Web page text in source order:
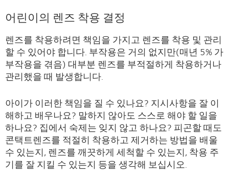
어린이의 렌즈 착용 결정
렌즈를 착용하려면 책임을 가지고 렌즈를 착용 및 관리
할 수 있어야 합니다. 부작용은 거의 없지만(매년 5% 가
부작용을 겪음) 대부분 렌즈를 부적절하게 착용하거나
관리했을 때 발생합니다.
아이가 이러한 책임을 질 수 있나요? 지시사항을 잘 이
해하고 배우나요? 말하지 않아도 스스로 해야 할 일을
하나요? 집에서 숙제는 잊지 않고 하나요? 피곤할 때도
콘택트렌즈를 적절히 착용하고 제거하는 방법을 배울
수 있는지, 렌즈를 깨끗하게 세척할 수 있는지, 착용 주
기를 잘 지킬 수 있는지 등을 생각해 보십시오.